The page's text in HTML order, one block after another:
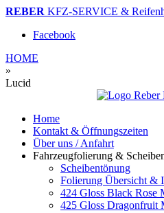
REBER KFZ-SERVICE &
Facebook
HOME
»
Lucid
Home
Kontakt & Öffnungszeiten
Über uns / Anfahrt
Fahrzeugfolierung &
Scheibentönung
Folierung Übersicht &
424 Gloss Black Rose
425 Gloss Dragonfruit